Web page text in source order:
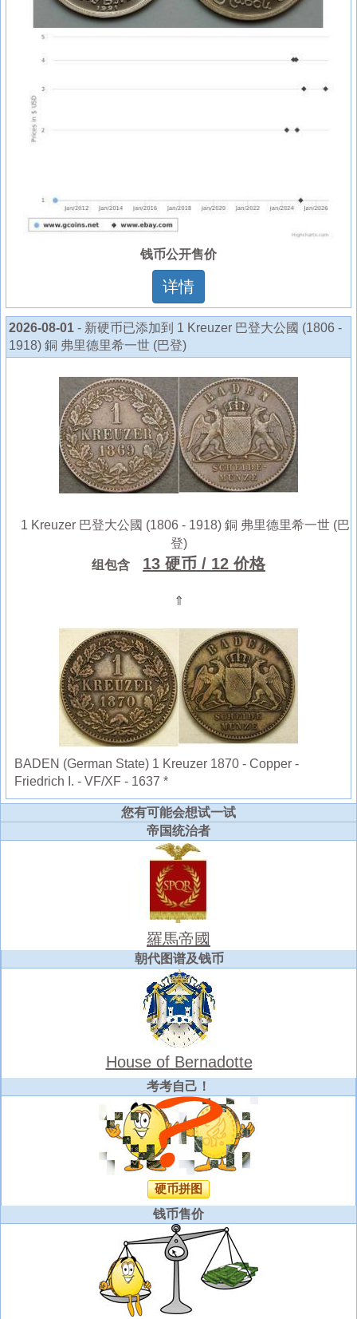
钱币公开售价
详情
2026-08-01 - 新硬币已添加到 1 Kreuzer 巴登大公國 (1806 -
1918) 銅 弗里德里希一世 (巴登)
1 Kreuzer 巴登大公國 (1806 - 1918) 銅 弗里德里希一世 (巴
登)
组包含
13 硬币 / 12 价格
⇑
BADEN (German State) 1 Kreuzer 1870 - Copper -
Friedrich I. - VF/XF - 1637 *
您有可能会想试一试
帝国统治者
羅馬帝國
朝代图谱及钱币
House of Bernadotte
考考自己！
硬币拼图
钱币售价